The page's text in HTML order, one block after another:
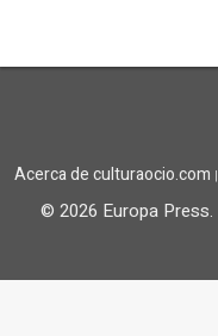
Acerca de culturaocio.com |
© 2026 Europa Press.